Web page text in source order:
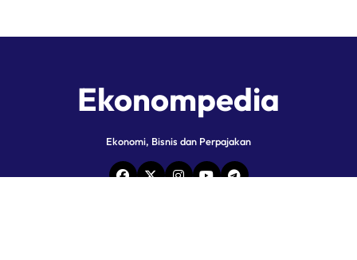
Ekonompedia
Ekonomi, Bisnis dan Perpajakan